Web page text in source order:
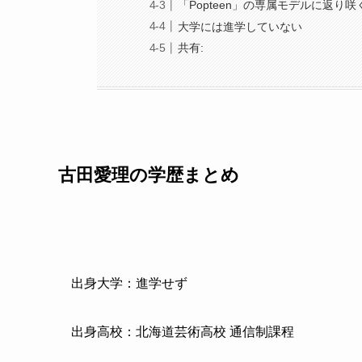
「Popteen」の専属モデルに返り咲
大学には進学していない
共有:
古田愛理の学歴まとめ
出身大学：進学せず
出身高校：北海道芸術高校 通信制課程